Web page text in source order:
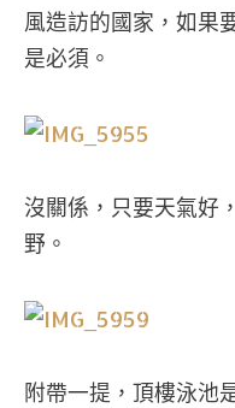
風造訪的國家，如果
是必須。
沒關係，只要天氣好
野。
附帶一提，頂樓泳池